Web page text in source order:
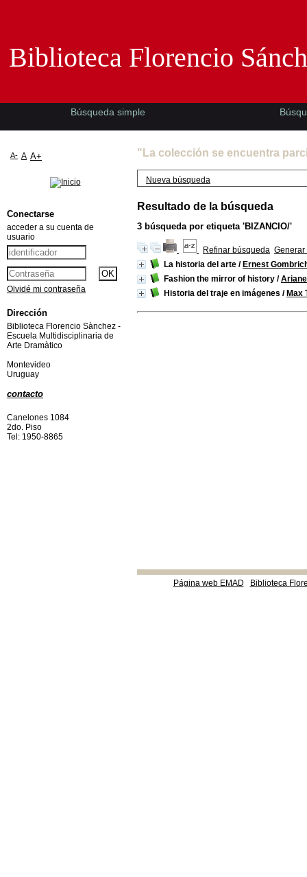
"La colección se encuentra
Nueva búsqueda
Resultado de la búsqueda
3 búsqueda por etiqueta 'BIZANCIO/'
Refinar búsqueda Generar
La historia del arte / Ernest
Fashion the mirror of history /
Historia del traje en imágenes / Max
Página web EMAD Biblioteca
Biblioteca Florencio
Búsqueda simple
A- A A+
Conectarse
acceder a su cuenta de
usuario
Olvidé mi contraseña
Dirección
Biblioteca Florencio Sànchez -
Escuela Multidisciplinaria de
Arte Dramàtico
Montevideo
Uruguay
contacto
Canelones 1084
2do. Piso
Tel: 1950-8865